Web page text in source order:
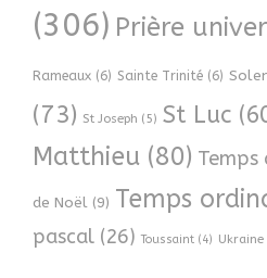
(306) Prière
Rameaux (6) Sainte Trinité (6)
(73) St Joseph (5) St Luc
Matthieu (80) Temps
de Noël (9) Temps
pascal (26) Toussaint (4) Ukraine